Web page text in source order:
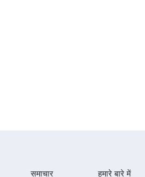
समाचार हमारे बारे में